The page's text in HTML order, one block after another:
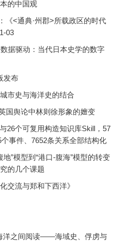
的中国观
《<通典·州郡>所载政区的时代
03
据驱动：当代日本史学的数字
发布
市史与海洋史的结合
国舆论中林则徐形象的嬗变
26个可复用构造知识库Skill，57
事件、7652条关系全部结构化
地”模型到“港口-腹海”模型的转变
的几个课题
交流与郑和下西洋》
洋之间阅读——海域史、俘虏与